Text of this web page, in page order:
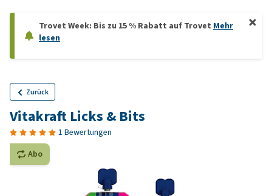
Trovet Week: Bis zu 15 % Rabatt auf Trovet Mehr
lesen
Zurück
Vitakraft Licks & Bits
1 Bewertungen
Abo